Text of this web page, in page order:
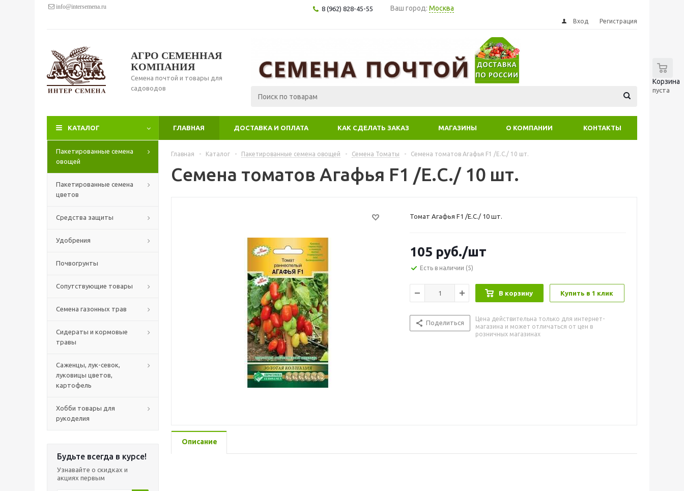
info@intersemena.ru 8 (962) 828-45-55 Ваш город: Москва
Вход Регистрация
АГРО СЕМЕННАЯ
КОМПАНИЯ
Семена почтой и товары для
садоводов
Корзина
пуста
КАТАЛОГ ГЛАВНАЯ ДОСТАВКА И ОПЛАТА КАК СДЕЛАТЬ ЗАКАЗ МАГАЗИНЫ О КОМПАНИИ КОНТАКТЫ
Пакетированные семена
овощей
Пакетированные семена
цветов
Средства защиты
Удобрения
Почвогрунты
Сопутствующие товары
Семена газонных трав
Сидераты и кормовые
травы
Саженцы, лук-севок,
луковицы цветов,
картофель
Хобби товары для
рукоделия
Будьте всегда в курсе!
Узнавайте о скидках и
акциях первым
Главная - Каталог - Пакетированные семена овощей - Семена Томаты - Семена томатов Агафья F1 /Е.С./ 10 шт.
Семена томатов Агафья F1 /Е.С./ 10 шт.
Томат Агафья F1 /Е.С./ 10 шт.
105 руб./шт
Есть в наличии (5)
В корзину Купить в 1 клик
Поделиться
Цена действительна только для интернет-
магазина и может отличаться от цен в
розничных магазинах
Описание